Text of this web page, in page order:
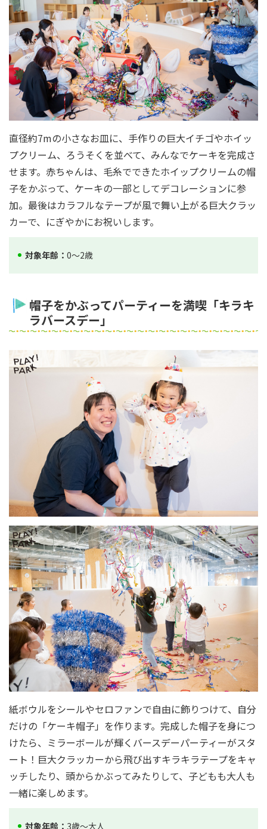
直径約7mの小さなお皿に、手作りの巨大イチゴやホイッ
プクリーム、ろうそくを並べて、みんなでケーキを完成さ
せます。赤ちゃんは、毛糸でできたホイップクリームの帽
子をかぶって、ケーキの一部としてデコレーションに参
加。最後はカラフルなテープが風で舞い上がる巨大クラッ
カーで、にぎやかにお祝いします。
対象年齢： 0〜2歳
帽子をかぶってパーティーを満喫「キラキ
ラバースデー」
紙ボウルをシールやセロファンで自由に飾りつけて、自分
だけの「ケーキ帽子」を作ります。完成した帽子を身につ
けたら、ミラーボールが輝くバースデーパーティーがスタ
ート！巨大クラッカーから飛び出すキラキラテープをキャ
ッチしたり、頭からかぶってみたりして、子どもも大人も
一緒に楽しめます。
対象年齢： 3歳〜大人